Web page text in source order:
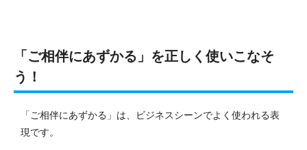
「ご相伴にあずかる」を正しく使いこなそ
う！
「ご相伴にあずかる」は、ビジネスシーンでよく使われる表
現です。